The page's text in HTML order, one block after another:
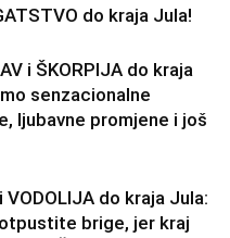
do kraja Jula!
i ŠKORPIJA do kraja
senzacionalne
ljubavne promjene i još
VODOLIJA do kraja Jula:
brige, jer kraj